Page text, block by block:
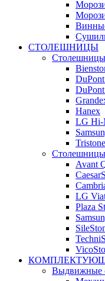
СТОЛЕШНИЦЫ
Столешницы
Hanex
LG Hi-
Tristone
Столешницы
Avant
LG
Plaza
Выдвижные